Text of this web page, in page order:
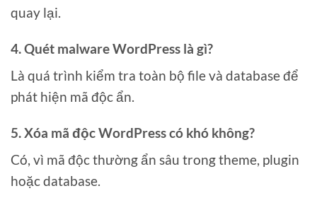
quay lại.
4. Quét malware WordPress là gì?
Là quá trình kiểm tra toàn bộ file và database để
phát hiện mã độc ẩn.
5. Xóa mã độc WordPress có khó không?
Có, vì mã độc thường ẩn sâu trong theme, plugin
hoặc database.